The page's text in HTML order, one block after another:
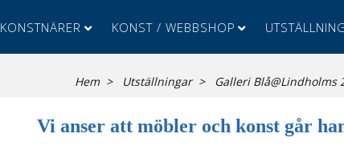
KONSTNÄRER KONST / WEBBSHOP
Hem Utställningar Galleri Blå@Lindholms
Vi anser att möbler och konst går